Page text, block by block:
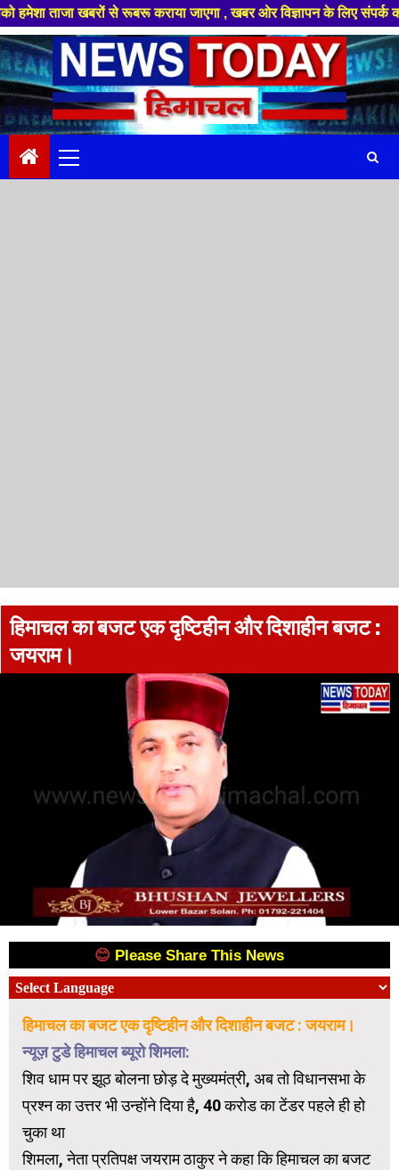
से रूबरू कराया जाएगा , खबर ओर विज्ञापन के लिए संपर्क करे +91
Skip
to
content
Menu
हिमाचल का बजट एक दृष्टिहीन और दिशाहीन बजट :
जयराम।
😊 Please Share This News
हिमाचल का बजट एक दृष्टिहीन और दिशाहीन बजट : जयराम।
न्यूज़ टुडे हिमाचल ब्यूरो शिमला:
शिव धाम पर झूठ बोलना छोड़ दे मुख्यमंत्री, अब तो विधानसभा के
प्रश्न का उत्तर भी उन्होंने दिया है, 40 करोड का टेंडर पहले ही हो
चुका था
शिमला, नेता प्रतिपक्ष जयराम ठाकुर ने कहा कि हिमाचल का बजट